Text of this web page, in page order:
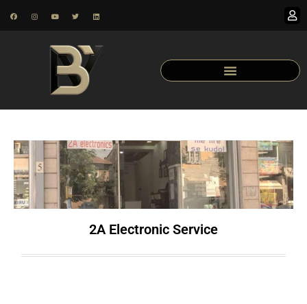
2A Electronic Service